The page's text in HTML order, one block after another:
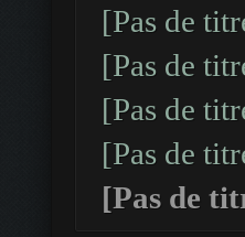
[Pas de
[Pas de
[Pas de
[Pas de
[Pas de